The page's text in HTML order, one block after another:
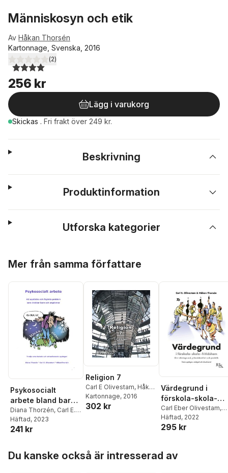
Människosyn och etik
Av Håkan Thorsén
Kartonnage, Svenska, 2016
4,0utav 5 stjärnor. Totalt antal röster:
(2)
256 kr
Lägg i varukorg
Skickas . Fri frakt över 249 kr.
Beskrivning
Produktinformation
Utforska kategorier
Mer från samma författare
Psykosocialt
arbete bland barn
och ungdomar
Diana Thorzén, Carl E.
Olivestam,Håkan
Thorsén
Häftad, 2023
241 kr
Religion 7
Carl E Olivestam, Håkan
Thorsén
Kartonnage, 2016
302 kr
Värdegrund i
förskola-skola-
fritidshem
Carl Eber Olivestam,
Håkan Thorsén
Häftad, 2022
295 kr
Du kanske också är intresserad av